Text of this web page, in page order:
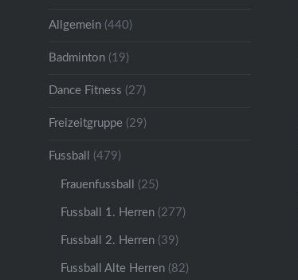
Allgemein(440)
Badminton(19)
Dance Fitness (27)
Freizeitgruppe(29)
Fussball (479)
Frauenfussball (25)
Fussball 1. Herren(277)
Fussball 2. Herren(39)
Fussball Alte Herren(82)